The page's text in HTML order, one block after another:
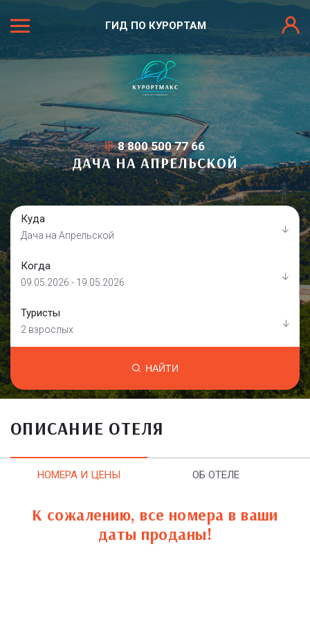
ГИД ПО КУРОРТАМ
8 800 500 77 66
ДАЧА НА АПРЕЛЬСКОЙ
Куда
Дача на Апрельской
Когда
09.05.2026 - 19.05.2026
Туристы
2 взрослых
НАЙТИ
ОПИСАНИЕ ОТЕЛЯ
НОМЕРА И ЦЕНЫ ОБ ОТЕЛЕ
К сожалению, все номера в ваши
даты проданы!